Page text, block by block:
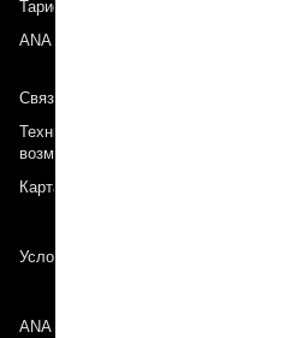
Тариф ANA Experience
ANA Mileage Club
Связь с ANA
Техническая поддержка (Для
возможностями)
Карта сайта
Условия перевозки
ANA Group